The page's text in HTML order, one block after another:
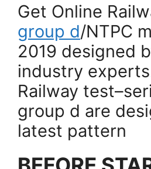
Get Online
group d/NTPC
2019 designed
industry
Railway
group d are
latest pattern